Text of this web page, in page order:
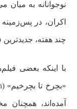
نوجوانانه به
اکران، در
چند هفته،
آمده‌اند،